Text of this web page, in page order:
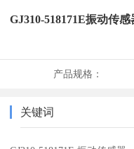
GJ310-518171E振动传
产品规格：
关键词